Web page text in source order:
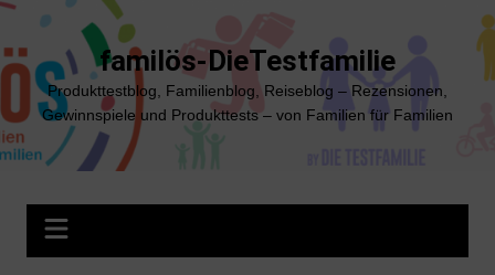
Zum
springen
familös-DieTestfamilie
Produkttestblog, Familienblog, Reiseblog – Rezensionen,
Gewinnspiele und Produkttests – von Familien für Familien